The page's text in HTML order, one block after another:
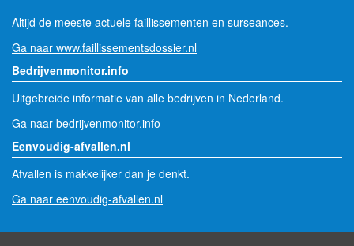
Altijd de meeste actuele faillissementen en surseances.
Ga naar www.faillissementsdossier.nl
Bedrijvenmonitor.info
Uitgebreide informatie van alle bedrijven in Nederland.
Ga naar bedrijvenmonitor.info
Eenvoudig-afvallen.nl
Afvallen is makkelijker dan je denkt.
Ga naar eenvoudig-afvallen.nl